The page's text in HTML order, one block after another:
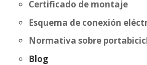
Certificado de montaje
Esquema de conexión
Normativa sobre
Blog